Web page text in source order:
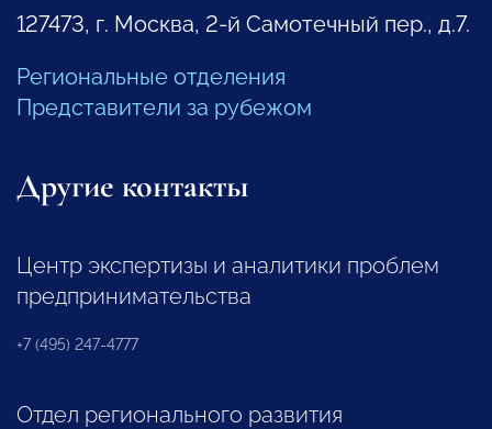
127473, г. Москва, 2-й Самотечный пер., д.7.
Региональные отделения
Представители за рубежом
Другие контакты
Центр экспертизы и аналитики проблем
предпринимательства
+7 (495) 247-4777
Отдел регионального развития